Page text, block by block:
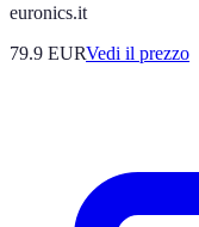
euronics.it
79.9 EURVedi il prezzo